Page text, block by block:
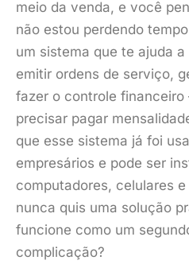
meio da venda, e você
não estou perdendo
um sistema que te ajuda
emitir ordens de serviço,
fazer o controle
precisar pagar
que esse sistema já foi
empresários e pode ser
computadores, celulares
nunca quis uma solução
funcione como um
complicação?